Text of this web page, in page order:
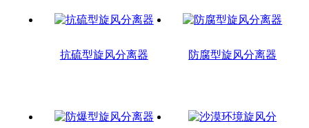
抗硫型旋风分离器 防腐型旋风分离器